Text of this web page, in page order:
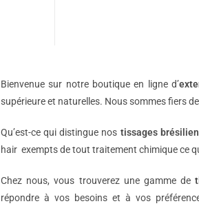
Bienvenue sur notre boutique en ligne d’
supérieure et naturelles. Nous sommes fiers
Qu’est-ce qui distingue nos tissages
hair exempts de tout traitement chimique ce
Chez nous, vous trouverez une gamme de
répondre à vos besoins et à vos